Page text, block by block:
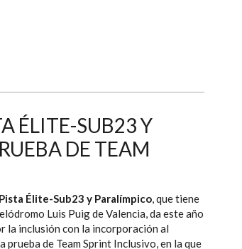
ÉLITE-SUB23 Y
DE TEAM
Élite-Sub23 y Paralímpico, que tiene
Luis Puig de Valencia, da este año
la inclusión con la incorporación al
prueba de Team Sprint Inclusivo, en la que